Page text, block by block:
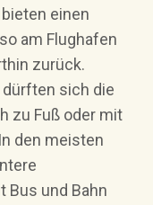
einen
am Flughafen
zurück.
dürften sich die
zu Fuß oder mit
den meisten
Bus und Bahn